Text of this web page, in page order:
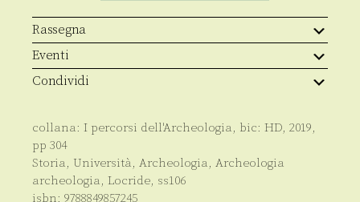
il
Condojanni
quantità
Rassegna
Eventi
Condividi
collana: I percorsi dell'Archeologia, bic: HD, 2019,
pp 304
Storia, Università, Archeologia, Archeologia
archeologia, Locride, ss106
isbn: 9788849857245